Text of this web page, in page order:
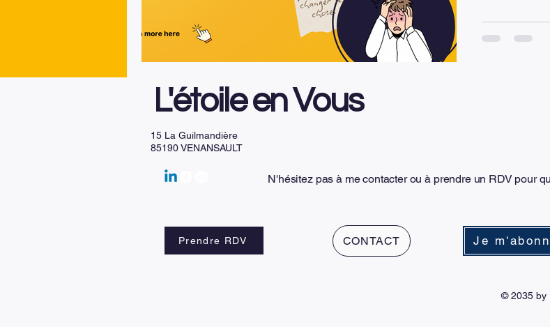
rapidement
subir la
L'étoile en Vous
15 La Guilmandière
85190 VENANSAULT
N'hésitez pas à me contacter ou à prendre un RDV pour
Prendre RDV CONTACT Je
© 2035 by